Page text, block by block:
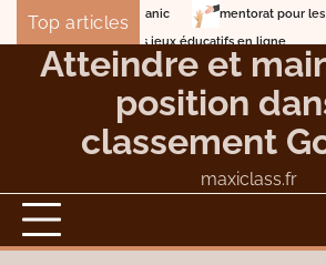
Skip
content
Top articlesmentorat pour les entreprises de
Lune de miel en mer sur les traces du
Atteindre et
position
classement
maxiclass.fr